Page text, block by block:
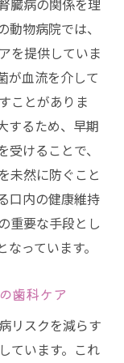
臓病の関係を理
物病院では、
を提供していま
が血流を介して
ことがありま
するため、早期
けることで、
未然に防ぐこと
口内の健康維持
重要な手段とし
っています。
歯科ケア
リスクを減らす
ています。これ